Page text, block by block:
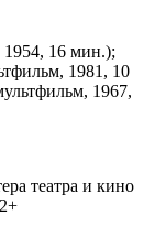
16 мин.);
1981, 10
1967,
театра и кино